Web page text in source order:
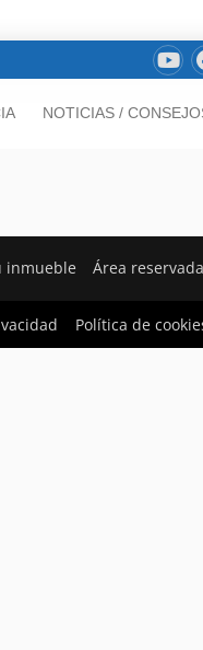
NOTICIAS /
inmueble Área reservada
Política de